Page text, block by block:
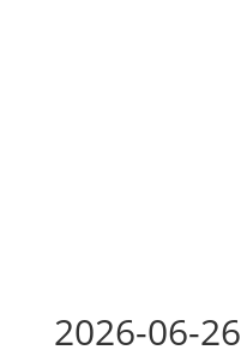
2026-06-26